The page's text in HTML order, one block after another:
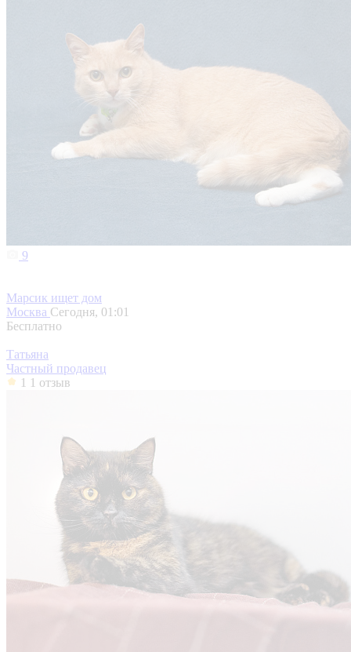
9
Марсик ищет дом
Москва Сегодня, 01:01
Бесплатно
Татьяна
Частный продавец
1 1 отзыв